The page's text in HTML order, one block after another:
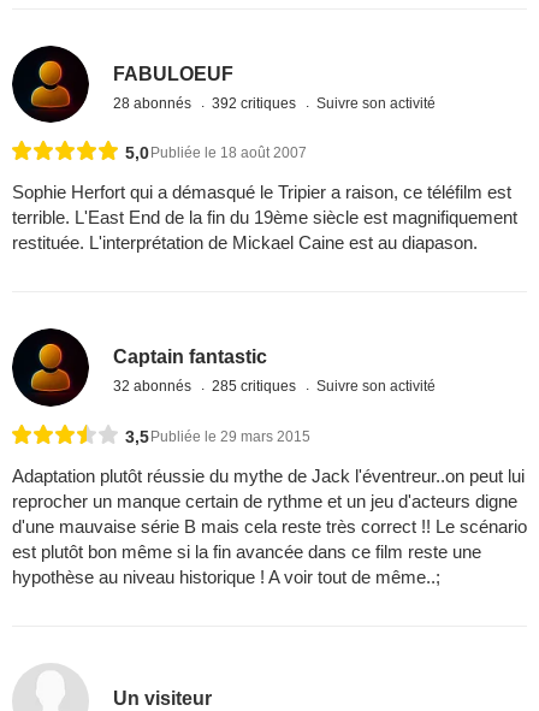
FABULOEUF
28 abonnés 392 critiques Suivre son activité
5,0 Publiée le 18 août 2007
Sophie Herfort qui a démasqué le Tripier a raison, ce téléfilm est
terrible. L'East End de la fin du 19ème siècle est magnifiquement
restituée. L'interprétation de Mickael Caine est au diapason.
Captain fantastic
32 abonnés 285 critiques Suivre son activité
3,5Publiée le 29 mars 2015
Adaptation plutôt réussie du mythe de Jack l'éventreur..on peut lui
reprocher un manque certain de rythme et un jeu d'acteurs digne
d'une mauvaise série B mais cela reste très correct !! Le scénario
est plutôt bon même si la fin avancée dans ce film reste une
hypothèse au niveau historique ! A voir tout de même..;
Un visiteur